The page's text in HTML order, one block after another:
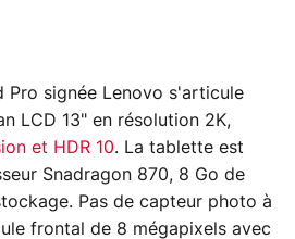
Pro signée Lenovo s'articule
LCD 13" en résolution 2K,
et HDR 10. La tablette est
Snadragon 870, 8 Go de
Pas de capteur photo à
frontal de 8 mégapixels avec